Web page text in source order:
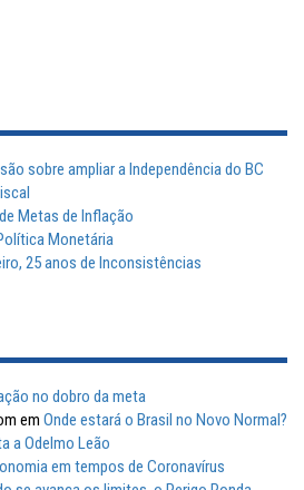
sobre ampliar a Independência do BC
Metas de Inflação
Monetária
25 anos de Inconsistências
no dobro da meta
em Onde estará o Brasil no Novo Normal?
a Odelmo Leão
em tempos de Coronavírus